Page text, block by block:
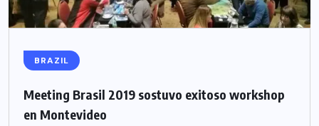
BRAZIL
Meeting Brasil 2019 sostuvo exitoso workshop
en Montevideo